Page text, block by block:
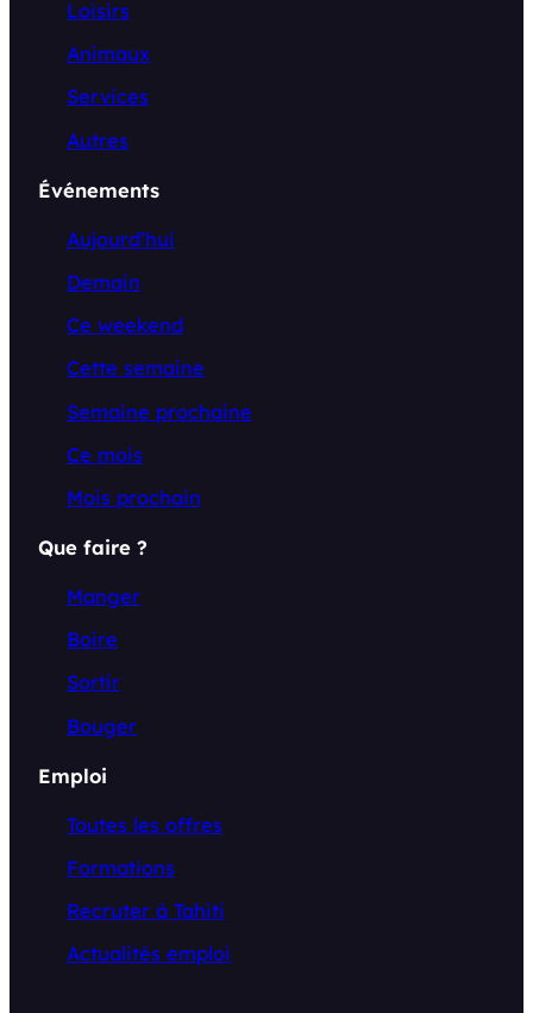
Loisirs
Animaux
Services
Autres
Événements
Aujourd’hui
Demain
Ce weekend
Cette semaine
Semaine prochaine
Ce mois
Mois prochain
Que faire ?
Manger
Boire
Sortir
Bouger
Emploi
Toutes les offres
Formations
Recruter à Tahiti
Actualités emploi